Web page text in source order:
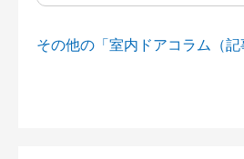
その他の「室内ドアコラム（